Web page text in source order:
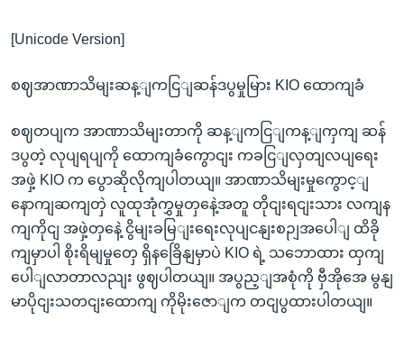
[Unicode Version]
စဈအာဏာသိမျးဆန့ျကငြျဆန်ဒပွမှုမြား KIO ထောကျခံ
စဈတပျက အာဏာသိမျးတာကို ဆန့ျကငြျကန့ျကှကျ ဆန်
ဒပွတဲ့ လုပျရပျကို ထောကျခံကွောငျး ကခငြျလှတျလပျရေး
အဖှဲ့ KIO က ပွောဆိုလိုကျပါတယျ။ အာဏာသိမျးမှုကွောင့ျ
နောကျဆကျတှဲ လူထုအုံကွှမှုတှနေဲ့အတူ တိုငျးရငျးသား လကျန
ကျကိုငျ အဖှဲ့တှနေဲ့ ငွိမျးခမြျးရေးလုပျငနျးစဉျအပေါျ ထိခို
ကျမှာပါ စိုးရိမျမှုတှေ ရှိနခြေိနျမှာပဲ KIO ရဲ့ သဘောထား ထှကျ
ပေါျလာတာလညျး ဖွဈပါတယျ။ အပွည့ျအစုံကို ဗှီအိုအေ မွနျ
မာပိုငျးသတငျးထောကျ ကိုမိုးဇောျက တငျပွထားပါတယျ။